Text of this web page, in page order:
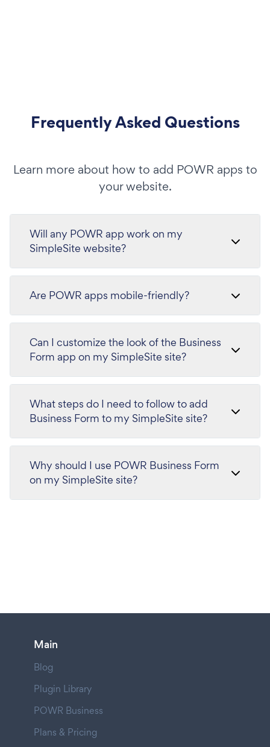
Frequently Asked Questions
Learn more about how to add POWR apps to
your website.
Will any POWR app work on my
SimpleSite website?
Are POWR apps mobile-friendly?
Can I customize the look of the Business
Form app on my SimpleSite site?
What steps do I need to follow to add
Business Form to my SimpleSite site?
Why should I use POWR Business Form
on my SimpleSite site?
Main
Blog
Plugin Library
POWR Business
Plans & Pricing